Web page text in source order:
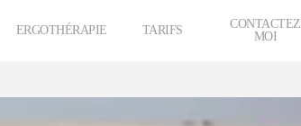
ERGOTHÉRAPIE TARIFS
CONTACTEZ
MOI